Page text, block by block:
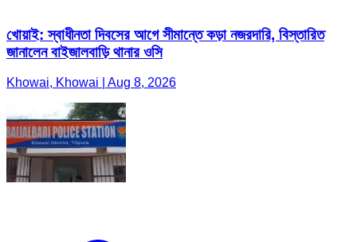
খোয়াই: স্বাধীনতা দিবসের আগে সীমান্তে কড়া নজরদারি, বিস্তারিত
জানালেন বাইজালবাড়ি থানার ওসি
Khowai, Khowai | Aug 8, 2026